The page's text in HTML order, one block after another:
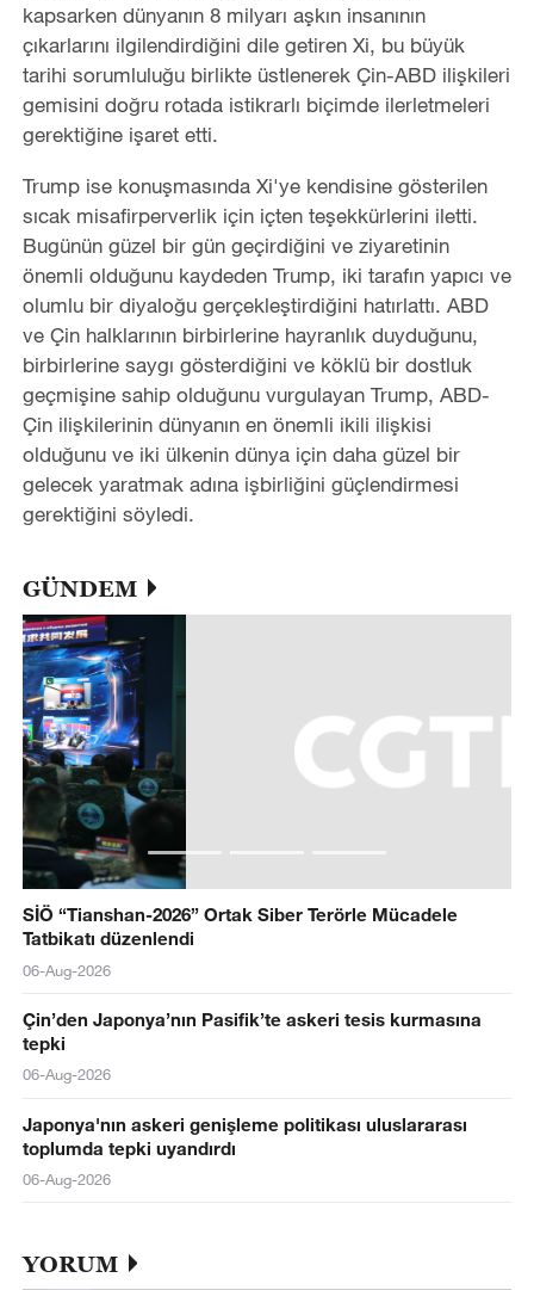
kapsarken dünyanın 8 milyarı aşkın insanının
çıkarlarını ilgilendirdiğini dile getiren Xi, bu büyük
tarihi sorumluluğu birlikte üstlenerek Çin-ABD ilişkileri
gemisini doğru rotada istikrarlı biçimde ilerletmeleri
gerektiğine işaret etti.
Trump ise konuşmasında Xi'ye kendisine gösterilen
sıcak misafirperverlik için içten teşekkürlerini iletti.
Bugünün güzel bir gün geçirdiğini ve ziyaretinin
önemli olduğunu kaydeden Trump, iki tarafın yapıcı ve
olumlu bir diyaloğu gerçekleştirdiğini hatırlattı. ABD
ve Çin halklarının birbirlerine hayranlık duyduğunu,
birbirlerine saygı gösterdiğini ve köklü bir dostluk
geçmişine sahip olduğunu vurgulayan Trump, ABD-
Çin ilişkilerinin dünyanın en önemli ikili ilişkisi
olduğunu ve iki ülkenin dünya için daha güzel bir
gelecek yaratmak adına işbirliğini güçlendirmesi
gerektiğini söyledi.
GÜNDEM
SİÖ “Tianshan-2026” Ortak Siber Terörle Mücadele
Tatbikatı düzenlendi
06-Aug-2026
Çin’den Japonya’nın Pasifik’te askeri tesis kurmasına
tepki
06-Aug-2026
Japonya'nın askeri genişleme politikası uluslararası
toplumda tepki uyandırdı
06-Aug-2026
YORUM